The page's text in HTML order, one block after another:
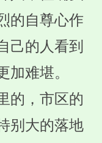
的自尊心作
己的人看到
加难堪。
的，市区的
别大的落地